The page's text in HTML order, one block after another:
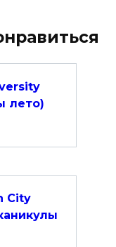
лето)
City